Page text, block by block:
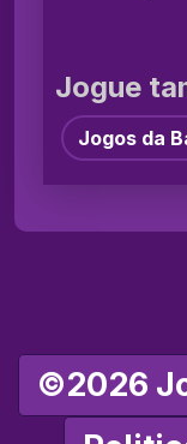
Jogue
Jogos da
©2026